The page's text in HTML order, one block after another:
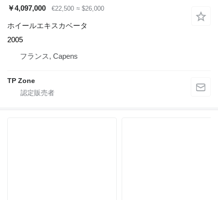
￥4,097,000
€22,500 ≈ $26,000
ホイールエキスカベータ
2005
フランス, Capens
TP Zone